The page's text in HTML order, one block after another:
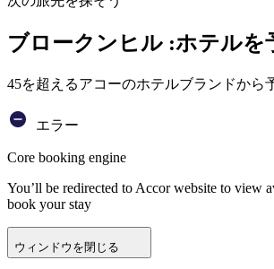
ブロークンヒル :ホテルを
45を超えるアコーのホテルブランドから
エラー
Core booking engine
You’ll be redirected to Accor website to view
book your stay
ウィンドウを閉じる